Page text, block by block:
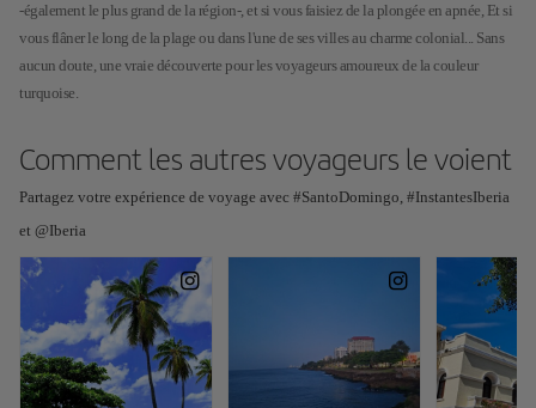
-également le plus grand de la région-, et si vous faisiez de la plongée en apnée, Et si
vous flâner le long de la plage ou dans l'une de ses villes au charme colonial... Sans
aucun doute, une vraie découverte pour les voyageurs amoureux de la couleur
turquoise.
Comment les autres voyageurs le voient
Partagez votre expérience de voyage avec #SantoDomingo, #InstantesIberia
et @Iberia